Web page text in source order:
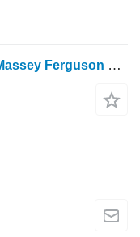
3652099M91 Hydraulikpumpe für Massey Ferguson Massey Fergusson MF 2230 2225 Landini McCormick Radtraktor